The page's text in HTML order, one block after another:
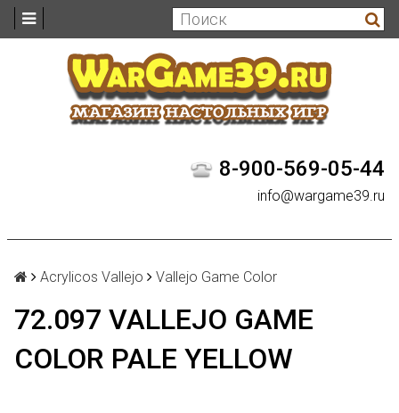
8-900-569-05-44
info@wargame39.ru
Acrylicos Vallejo Vallejo Game Color
72.097 VALLEJO GAME
COLOR PALE YELLOW